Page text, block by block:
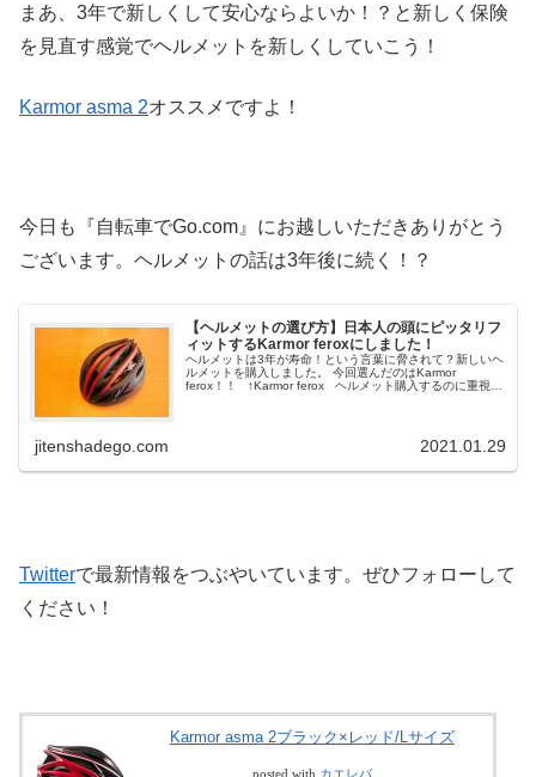
まあ、3年で新しくして安心ならよいか！？と新しく保険
を見直す感覚でヘルメットを新しくしていこう！
Karmor asma 2オススメですよ！
今日も『自転車でGo.com』にお越しいただきありがとう
ございます。ヘルメットの話は3年後に続く！？
【ヘルメットの選び方】日本人の頭にピッタリフ
ィットするKarmor feroxにしました！
ヘルメットは3年が寿命！という言葉に脅されて？新しいヘ
ルメットを購入しました。 今回選んだのはKarmor
ferox！！ ↑Karmor ferox ヘルメット購入するのに重視し
jitenshadego.com 2021.01.29
Twitterで最新情報をつぶやいています。ぜひフォローして
ください！
Karmor asma 2ブラック×レッド/Lサイズ
posted with カエレバ